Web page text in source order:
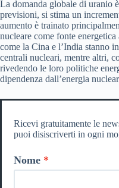
La domanda globale di uranio
previsioni, si stima un
aumento è trainato
nucleare come fonte
come la Cina e l’India stanno
centrali nucleari, mentre altri,
rivedendo le loro politiche
dipendenza dall’energia
Ricevi gratuitamente le
puoi disiscriverti in ogni
Nome